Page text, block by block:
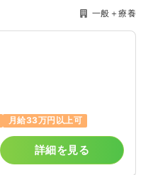
一般＋療養
月給33万円以上可
詳細を見る